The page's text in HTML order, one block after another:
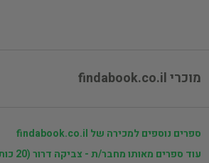
מוכרי findabook.co.il
ספרים נוספים למכירה של findabook.co.il
עוד ספרים מאותו מחבר/ת - צביקה דרור (20 כותרים)